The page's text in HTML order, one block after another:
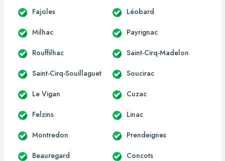
Fajoles Léobard
Milhac Payrignac
Rouffilhac Saint-Cirq-Madelon
Saint-Cirq-Souillaguet Soucirac
Le Vigan Cuzac
Felzins Linac
Montredon Prendeignes
Beauregard Concots